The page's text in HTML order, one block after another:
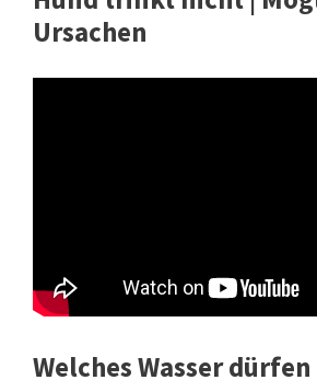
Ursachen
Welches Wasser